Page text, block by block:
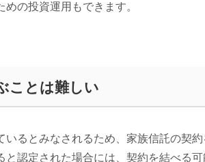
の投資運用もできます。
ことは難しい
るとみなされるため、家族信託の契約
認定された場合には、契約を結べる可